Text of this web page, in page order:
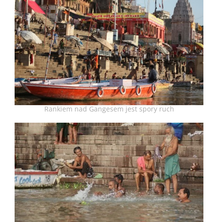
Rankiem nad Gangesem jest spory ruch